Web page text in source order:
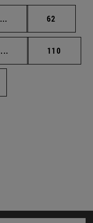
... Páginas intermedias
Página
62
... Páginas intermedias
Página
110